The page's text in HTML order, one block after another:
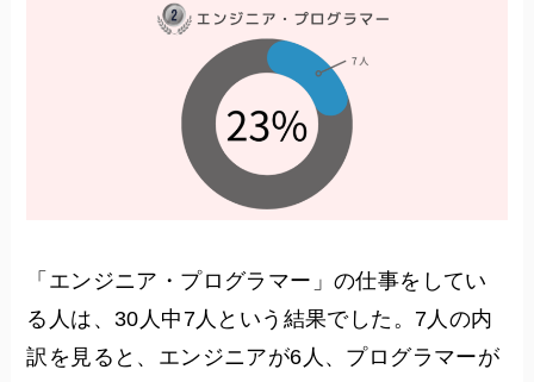
「エンジニア・プログラマー」の仕事をしてい
る人は、30人中7人という結果でした。7人の内
訳を見ると、エンジニアが6人、プログラマーが